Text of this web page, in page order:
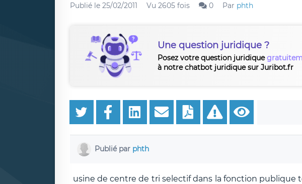
Publié le 25/02/2011 Vu 2605 fois 0 Par phth
Une question juridique ?
Posez votre question juridique
à notre chatbot juridique sur Juribot.fr
Publié par phth
usine de centre de tri selectif dans la fonction publique